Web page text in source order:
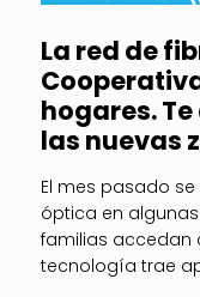
La red de
hogares.
las nuevas
El mes pasado
óptica en
familias accedan
tecnología trae